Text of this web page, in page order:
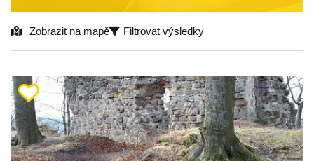
Zobrazit na mapě Filtrovat výsledky